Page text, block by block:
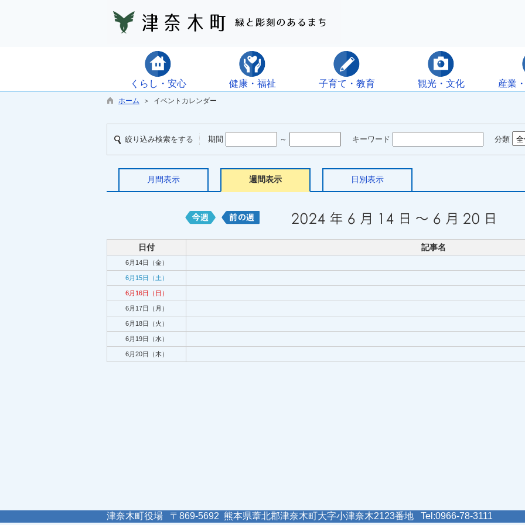
くらし・安心 健康・福祉 子育て・教育 観光・文化 産業
ホーム ＞ イベントカレンダー
絞り込み検索をする 期間 ～ キーワード 分類
月間表示 週間表示 日別表示
日付 記事名
6月14日（金）
6月15日（土）
6月16日（日）
6月17日（月）
6月18日（火）
6月19日（水）
6月20日（木）
津奈木町役場 〒869-5692 熊本県葦北郡津奈木町大字小津奈木2123番地 Tel:0966-78-3111